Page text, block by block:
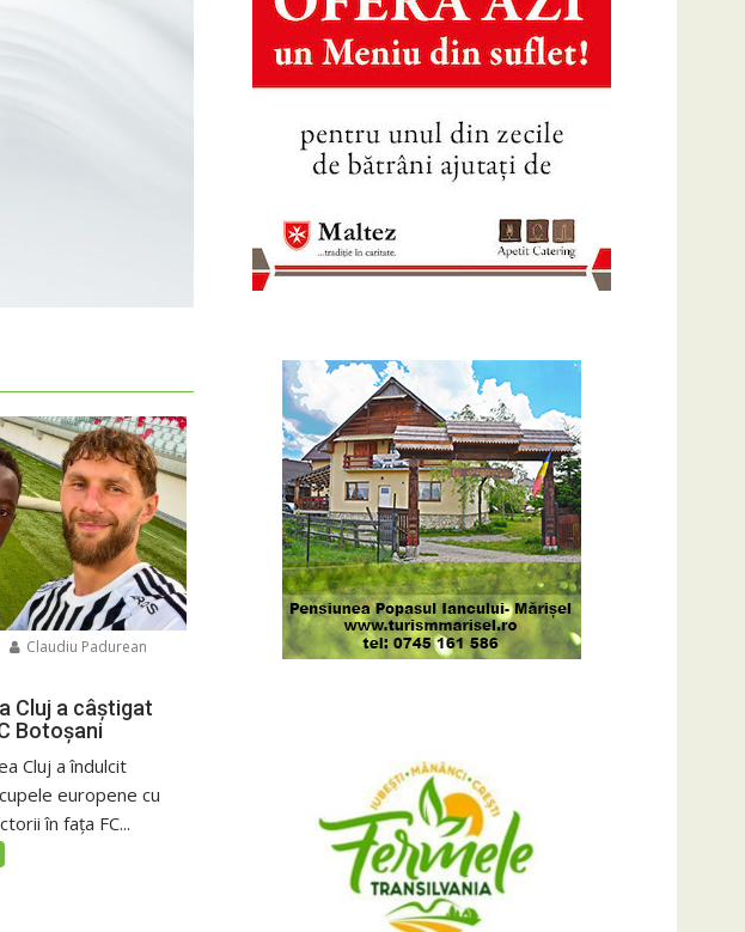
Claudiu Padurean
Cluj a câștigat
Botoșani
Cluj a îndulcit
europene cu
în fața FC...